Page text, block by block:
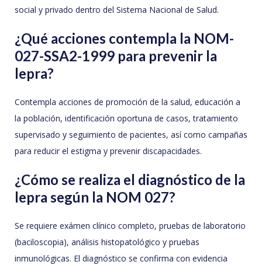
social y privado dentro del Sistema Nacional de Salud.
¿Qué acciones contempla la NOM-
027-SSA2-1999 para prevenir la
lepra?
Contempla acciones de promoción de la salud, educación a
la población, identificación oportuna de casos, tratamiento
supervisado y seguimiento de pacientes, así como campañas
para reducir el estigma y prevenir discapacidades.
¿Cómo se realiza el diagnóstico de la
lepra según la NOM 027?
Se requiere exámen clínico completo, pruebas de laboratorio
(baciloscopia), análisis histopatológico y pruebas
inmunológicas. El diagnóstico se confirma con evidencia